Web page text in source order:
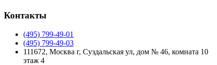
Контакты
(495) 799-49-01
(495) 799-49-03
111672, Москва г, Суздальская ул, дом № 46, комната 10
этаж 4